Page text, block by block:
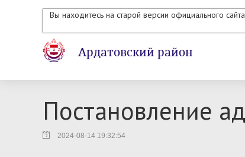
Вы находитесь на старой версии официального
Ардатовский район
Постановление
2024-08-14 19:32:54